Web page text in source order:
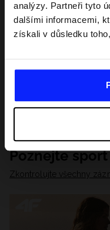
analýzy. Partneři tyto
dalšími informacemi,
získali v důsledku
Poznejte
Zkontrolujte všechny